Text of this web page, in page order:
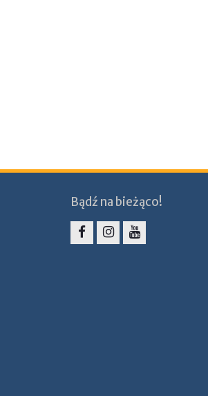
Bądź na bieżąco!